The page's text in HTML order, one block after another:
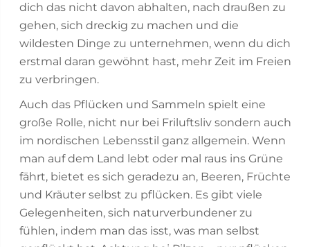
dich das nicht davon abhalten, nach draußen zu
gehen, sich dreckig zu machen und die
wildesten Dinge zu unternehmen, wenn du dich
erstmal daran gewöhnt hast, mehr Zeit im Freien
zu verbringen.
Auch das Pflücken und Sammeln spielt eine
große Rolle, nicht nur bei Friluftsliv sondern auch
im nordischen Lebensstil ganz allgemein. Wenn
man auf dem Land lebt oder mal raus ins Grüne
fährt, bietet es sich geradezu an, Beeren, Früchte
und Kräuter selbst zu pflücken. Es gibt viele
Gelegenheiten, sich naturverbundener zu
fühlen, indem man das isst, was man selbst